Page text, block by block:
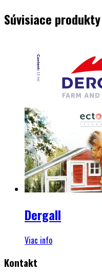
Súvisiace produkty
Dergall
Viac info
Kontakt